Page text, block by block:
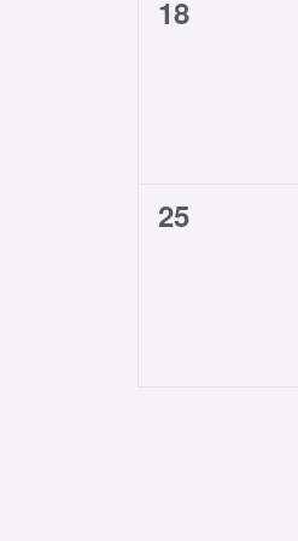
0
18
0
25